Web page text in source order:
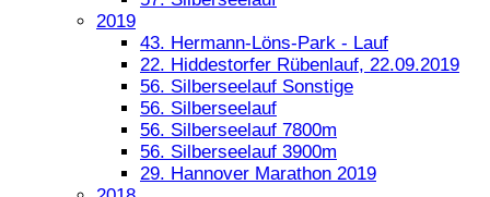
2019
43. Hermann-Löns-Park - Lauf
22. Hiddestorfer Rübenlauf, 22.09.2019
56. Silberseelauf Sonstige
56. Silberseelauf
56. Silberseelauf 7800m
56. Silberseelauf 3900m
29. Hannover Marathon 2019